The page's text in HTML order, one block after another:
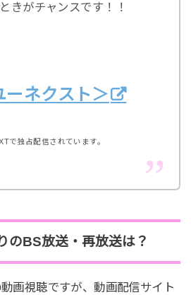
きがチャンスです！！
ーネクスト＞
で独占配信されています。
のBS放送・再放送は？
画視聴ですが、動画配信サイト